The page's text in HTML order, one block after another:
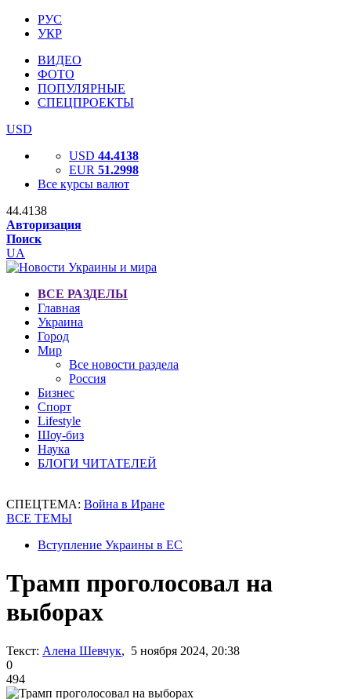
РУС
УКР
ВИДЕО
ФОТО
ПОПУЛЯРНЫЕ
СПЕЦПРОЕКТЫ
USD
USD 44.4138
EUR 51.2998
Все курсы валют
44.4138
Авторизация
Поиск
UA
ВСЕ РАЗДЕЛЫ
Главная
Украина
Город
Мир
Все новости раздела
Россия
Бизнес
Спорт
Lifestyle
Шоу-биз
Наука
БЛОГИ ЧИТАТЕЛЕЙ
СПЕЦТЕМА: Война в Иране
ВСЕ ТЕМЫ
Вступление Украины в ЕС
Трамп проголосовал на
выборах
Текст: Алена Шевчук, 5 ноября 2024, 20:38
0
494